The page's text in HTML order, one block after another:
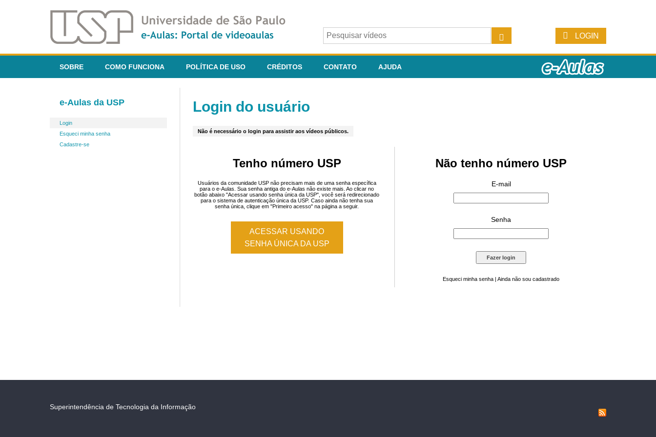
LOGIN
SOBRE COMO FUNCIONA POLÍTICA DE USO CRÉDITOS CONTATO AJUDA
e-Aulas da USP
Login
Esqueci minha senha
Cadastre-se
Login do usuário
Não é necessário o login para assistir aos vídeos públicos.
Tenho número USP
Usuários da comunidade USP não precisam mais de uma senha específica
para o e-Aulas. Sua senha antiga do e-Aulas não existe mais. Ao clicar no
botão abaixo "Acessar usando senha única da USP", você será redirecionado
para o sistema de autenticação única da USP. Caso ainda não tenha sua
senha única, clique em "Primeiro acesso" na página a seguir.
ACESSAR USANDO
SENHA ÚNICA DA USP
Não tenho número USP
E-mail
Senha
Esqueci minha senha | Ainda não sou cadastrado
Superintendência de Tecnologia da Informação